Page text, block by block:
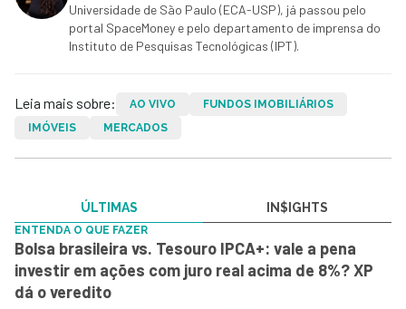
Universidade de São Paulo (ECA-USP), já passou pelo
portal SpaceMoney e pelo departamento de imprensa do
Instituto de Pesquisas Tecnológicas (IPT).
Leia mais sobre: AO VIVO
FUNDOS IMOBILIÁRIOS
IMÓVEIS
MERCADOS
ÚLTIMAS IN$IGHTS
ENTENDA O QUE FAZER
Bolsa brasileira vs. Tesouro IPCA+: vale a pena
investir em ações com juro real acima de 8%? XP
dá o veredito